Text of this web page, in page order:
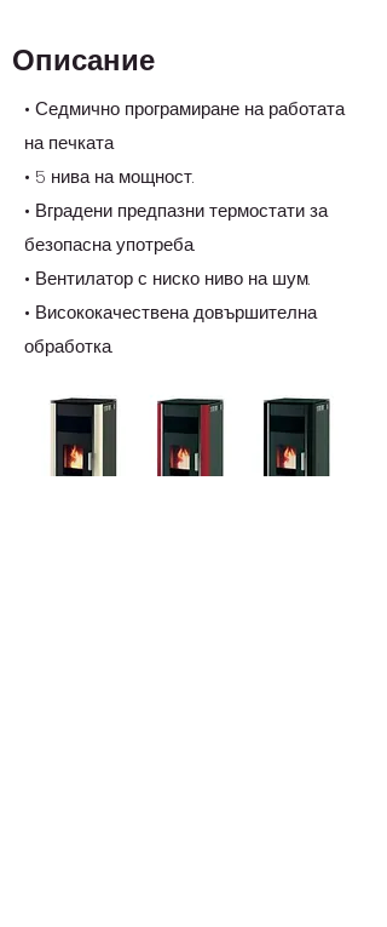
Описание
• Седмично програмиране на работата
на печката
• 5 нива на мощност.
• Вградени предпазни термостати за
безопасна употреба.
• Вентилатор с ниско ниво на шум.
• Висококачествена довършителна
обработка.